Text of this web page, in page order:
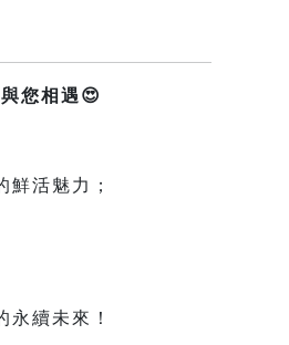
您相遇😍
活魅力；
續未來！